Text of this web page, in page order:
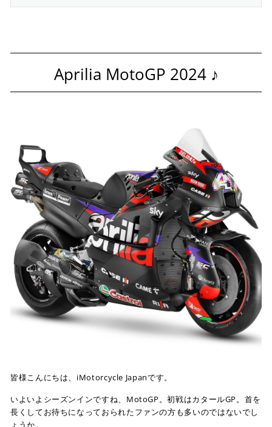
Aprilia MotoGP 2024 ♪
皆様こんにちは、iMotorcycle Japanです。
いよいよシーズンインですね、MotoGP。初戦はカタールGP。首を
長くしてお待ちになっておられたファンの方も多いのではないでし
ょうか。